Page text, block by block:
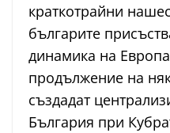
краткотрайни
българите
динамика на
продължение на
създадат
България при